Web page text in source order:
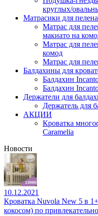
круглых/
Матрасики для
Матрас для
макиато на
Матрас для
комод
Матрас для
Балдахины для
Балдахин
Балдахин
Держатели для
Держатель для
АКЦИИ
Кроватка
Caramelia
Новости
10.12.2021
Кроватка Nuvola New 5 в
кокосом) по